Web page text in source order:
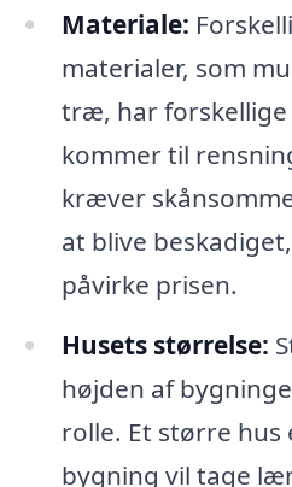
Materiale:
materialer, som
træ, har forskellige
kommer til
kræver
at blive
påvirke prisen.
Husets størrelse:
højden af
rolle. Et større hus
bygning vil tage